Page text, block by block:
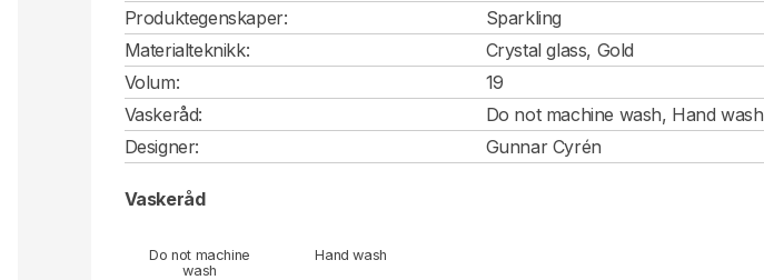
Produktegenskaper:
Sparkling
Materialteknikk:
Crystal glass, Gold
Volum:
19
Vaskeråd:
Do not machine wash, Hand wash
Designer:
Gunnar Cyrén
Vaskeråd
Do not machine
wash
Hand wash